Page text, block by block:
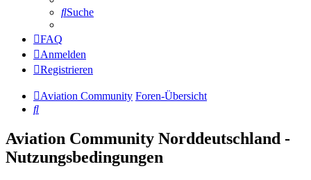
Suche
FAQ
Anmelden
Registrieren
Aviation Community Foren-Übersicht
Suche
Aviation Community Norddeutschland -
Nutzungsbedingungen